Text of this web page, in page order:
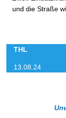
und die Straße
THL
13.08.24